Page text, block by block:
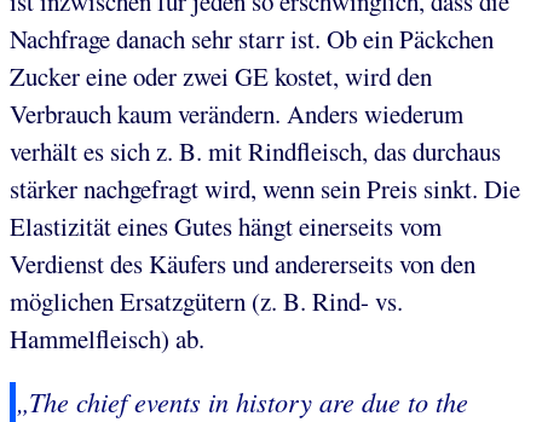
Nachfrage danach sehr starr ist. Ob ein Päckchen
Zucker eine oder zwei GE kostet, wird den
Verbrauch kaum verändern. Anders wiederum
verhält es sich z. B. mit Rindfleisch, das durchaus
stärker nachgefragt wird, wenn sein Preis sinkt. Die
Elastizität eines Gutes hängt einerseits vom
Verdienst des Käufers und andererseits von den
möglichen Ersatzgütern (z. B. Rind- vs.
Hammelfleisch) ab.
„The chief events in history are due to the